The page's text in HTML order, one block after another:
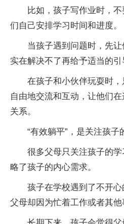
比如，孩子写作业时，
们自己安排学习时间和进度。
当孩子遇到问题时，先
实在解决不了再给予适当的引
在孩子和小伙伴玩耍时
自由地交流和互动，让他们
关系。
“有效躺平”，是关注孩子
很多父母只关注孩子的
略了孩子的内心需求。
孩子在学校遇到了不开心
父母却因为忙着工作或者其他